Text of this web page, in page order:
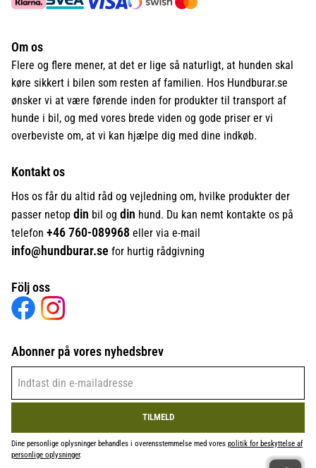
Om os
Flere og flere mener, at det er lige så naturligt, at hunden skal
køre sikkert i bilen som resten af familien. Hos Hundburar.se
ønsker vi at være førende inden for produkter til transport af
hunde i bil, og med vores brede viden og gode priser er vi
overbeviste om, at vi kan hjælpe dig med dine indkøb.
Kontakt os
Hos os får du altid råd og vejledning om, hvilke produkter der
passer netop din bil og din hund. Du kan nemt kontakte os på
telefon +46760-089968 eller via e-mail
info@hundburar.se for hurtig rådgivning
Följ oss
Abonner på vores nyhedsbrev
TILMELD
Dine personlige oplysninger behandles i overensstemmelse med vores politik for beskyttelse af
personlige oplysninger.